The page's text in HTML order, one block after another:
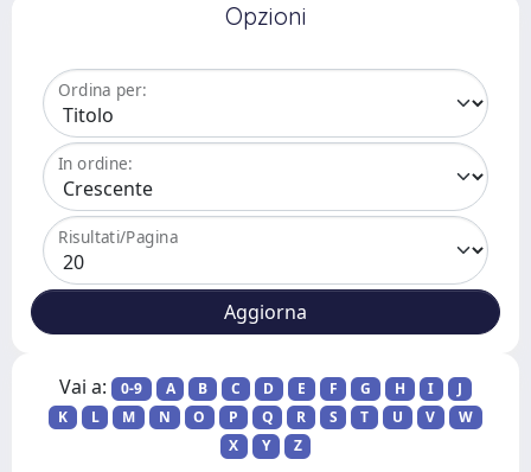
Opzioni
Ordina per:
In ordine:
Risultati/Pagina
Vai a: 0-9 A B C D E F G H I
J
K
L M N O P Q R S T U V
W
X
Y Z